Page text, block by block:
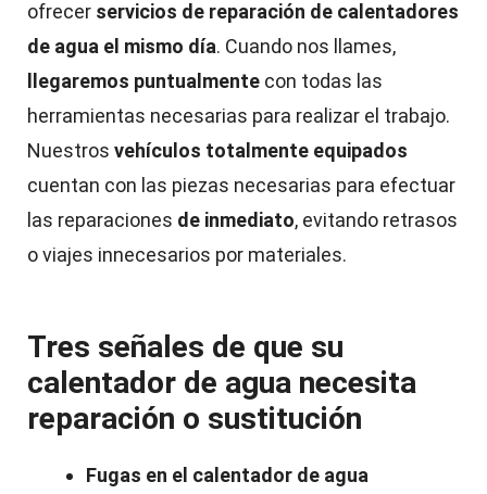
ofrecer servicios de reparación de calentadores
de agua el mismo día. Cuando nos llames,
llegaremos puntualmente con todas las
herramientas necesarias para realizar el trabajo.
Nuestros vehículos totalmente equipados
cuentan con las piezas necesarias para efectuar
las reparaciones de inmediato, evitando retrasos
o viajes innecesarios por materiales.
Tres señales de que su
calentador de agua necesita
reparación o sustitución
Fugas en el calentador de agua